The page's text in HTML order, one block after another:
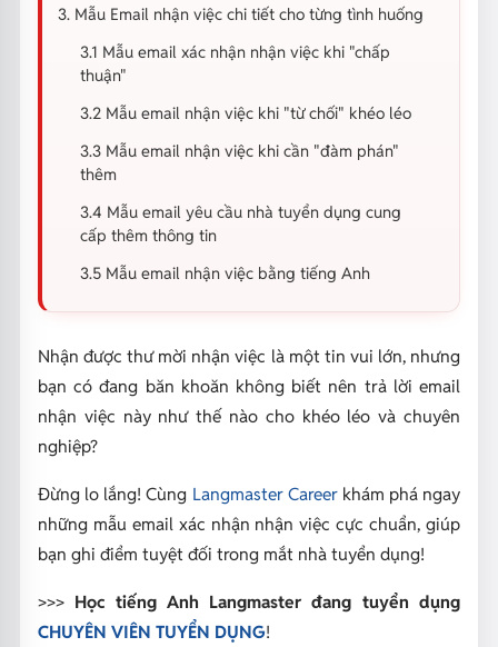
3. Mẫu Email nhận việc chi tiết cho từng tình huống
3.1 Mẫu email xác nhận nhận việc khi "chấp
thuận"
3.2 Mẫu email nhận việc khi "từ chối" khéo léo
3.3 Mẫu email nhận việc khi cần "đàm phán"
thêm
3.4 Mẫu email yêu cầu nhà tuyển dụng cung
cấp thêm thông tin
3.5 Mẫu email nhận việc bằng tiếng Anh
Nhận được thư mời nhận việc là một tin vui lớn, nhưng
bạn có đang băn khoăn không biết nên trả lời email
nhận việc này như thế nào cho khéo léo và chuyên
nghiệp?
Đừng lo lắng! Cùng Langmaster Careerkhám phá ngay
những mẫu email xác nhận nhận việc cực chuẩn, giúp
bạn ghi điểm tuyệt đối trong mắt nhà tuyển dụng!
>>> Học tiếng Anh Langmaster đang tuyển dụng
CHUYÊN VIÊN TUYỂN DỤNG!